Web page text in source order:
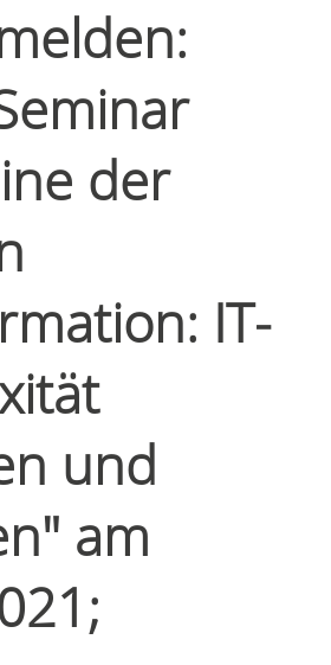
der
IT-
und
am